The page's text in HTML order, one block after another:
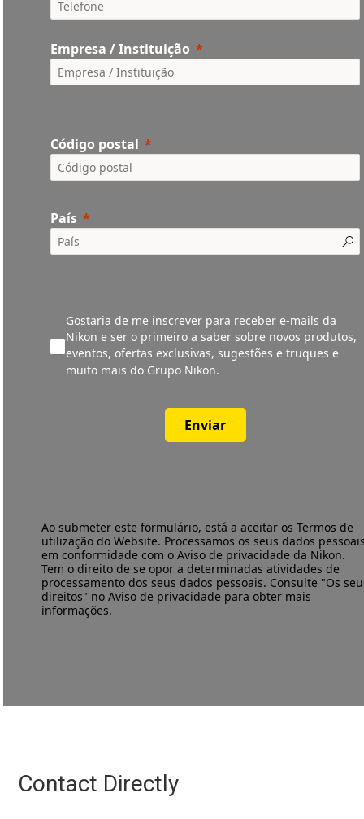
Empresa / Instituição
Código postal
País
Gostaria de me inscrever para receber e-mails da
Nikon e ser o primeiro a saber sobre novos produtos,
eventos, ofertas exclusivas, sugestões e truques e
muito mais do Grupo Nikon.
Enviar
Ao submeter este formulário, está a aceitar osTermos de
utilização do Website. Processamos os seus dados
em conformidade com oAviso de privacidade da Nikon.
Tem o direito de se opor a determinadas atividades de
processamento dos seus dados pessoais. Consulte "Os
direitos" no Aviso de privacidade para obter mais
informações.
Contact Directly